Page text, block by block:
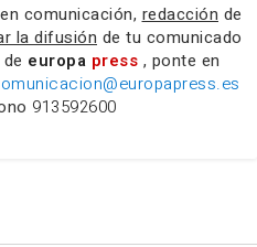
en comunicación, redacción de
la difusión de tu comunicado
europa press , ponte en
913592600